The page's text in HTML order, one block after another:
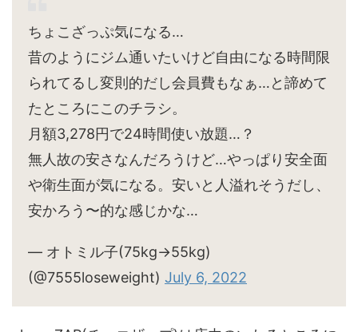
ちょこざっぷ気になる…
昔のようにジム通いたいけど自由になる時間限
られてるし変則的だし会員費もなぁ…と諦めて
たところにこのチラシ。
月額3,278円で24時間使い放題…？
無人故の安さなんだろうけど…やっぱり安全面
や衛生面が気になる。安いと人溢れそうだし、
安かろう〜的な感じかな…
— オトミル子(75kg→55kg)
(@7555loseweight) July 6, 2022